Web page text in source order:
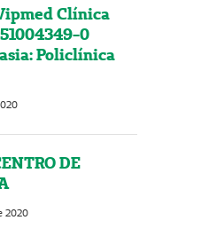
Clínica
0
Policlínica
DE
2020